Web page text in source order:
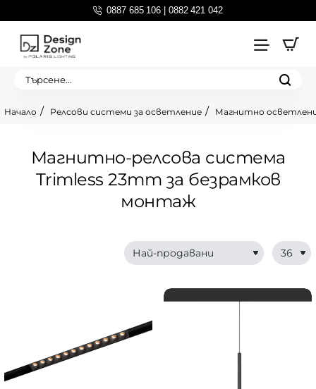
0887 685 106 | 0882 421 042
Търсене...
Магнитно-релсова система
Trimless 23mm за безрамков
монтаж
Релсови системи за осветление Магнитно